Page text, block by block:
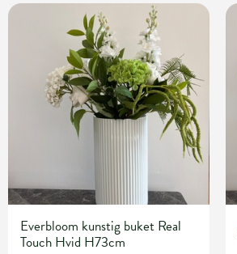
Everbloom kunstig buket Real
Touch Hvid H73cm